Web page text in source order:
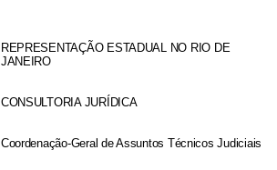
REPRESENTAÇÃO ESTADUAL NO RIO DE
JANEIRO
CONSULTORIA JURÍDICA
Coordenação-Geral de Assuntos Técnicos Judiciais